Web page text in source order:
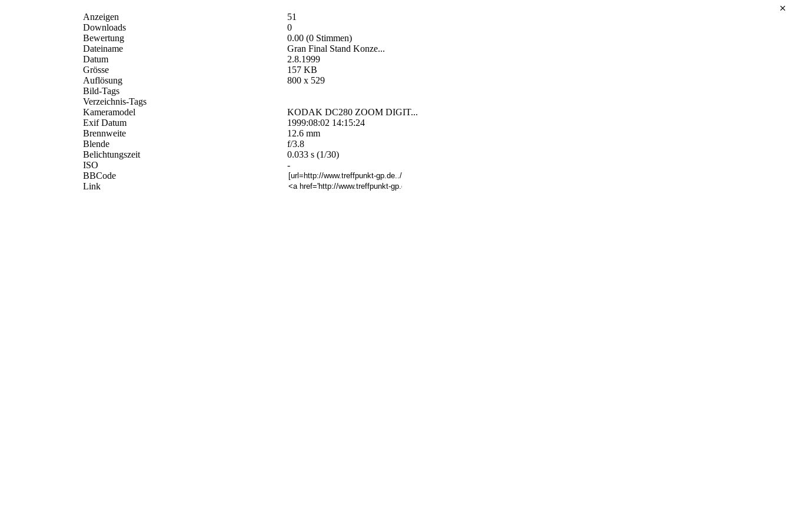
Anzeigen
51
Downloads
0
Bewertung
0.00 (0 Stimmen)
Dateiname
Gran Final Stand Konze...
Datum
2.8.1999
Grösse
157 KB
Auflösung
800 x 529
Bild-Tags
Verzeichnis-Tags
Kameramodel
KODAK DC280 ZOOM DIGIT...
Exif Datum
1999:08:02 14:15:24
Brennweite
12.6 mm
Blende
f/3.8
Belichtungszeit
0.033 s (1/30)
ISO
-
BBCode
Link